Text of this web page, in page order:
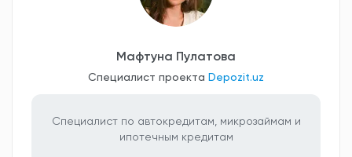
Мафтуна Пулатова
Специалист проекта Depozit.uz
Специалист по автокредитам, микрозаймам и
ипотечным кредитам